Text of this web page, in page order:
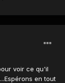
voir ce qu'il
en tout